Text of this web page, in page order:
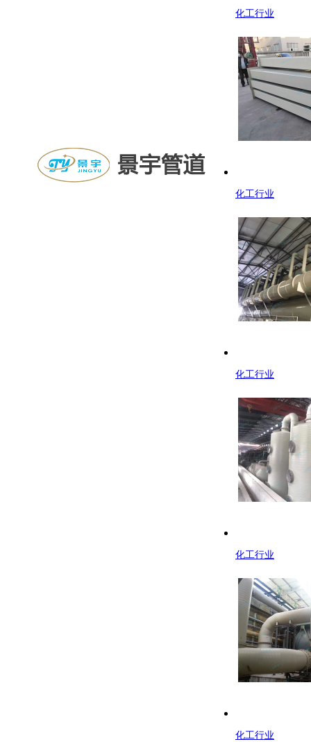
化工行业
化工行业
化工行业
化工行业
化工行业
地址：江苏镇江扬中市经济开发区新星工业园